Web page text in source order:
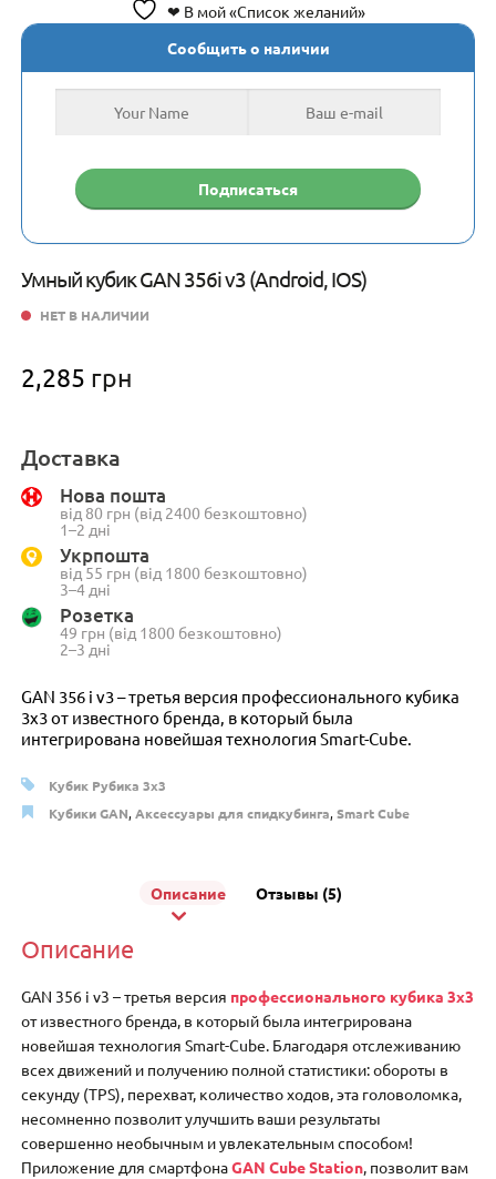
❤ В мой «Список желаний»
Умный кубик GAN 356i v3 (Android, IOS)
2,285 грн
GAN 356 i v3 – третья версия профессионального кубика
3х3 от известного бренда, в который была
интегрирована новейшая технология Smart-Cube.
НЕТ В НАЛИЧИИ
Сообщить о наличии
Доставка
Нова пошта
від 80 грн (від 2400 безкоштовно)
1–2 дні
Укрпошта
від 55 грн (від 1800 безкоштовно)
3–4 дні
Розетка
49 грн (від 1800 безкоштовно)
2–3 дні
Кубик Рубика 3x3
Кубики GAN,Аксессуары для спидкубинга,Smart Cube
Описание Отзывы (5)
Описание
GAN 356 i v3 – третья версия профессионального кубика 3х3
от известного бренда, в который была интегрирована
новейшая технология Smart-Cube. Благодаря отслеживанию
всех движений и получению полной статистики: обороты в
секунду (TPS), перехват, количество ходов, эта головоломка,
несомненно позволит улучшить ваши результаты
совершенно необычным и увлекательным способом!
Приложение для смартфонаGAN Cube Station, позволит вам